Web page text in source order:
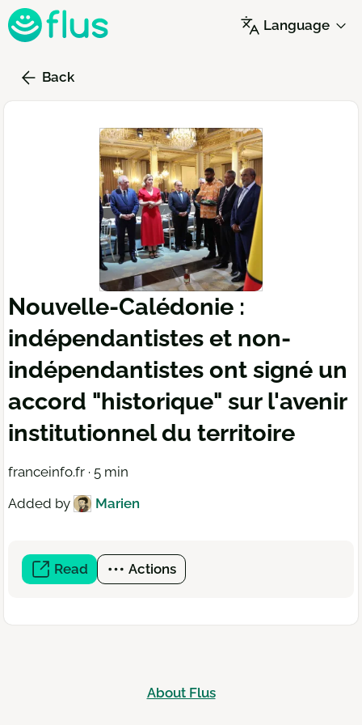
Skip
to
content
Language
Back
Nouvelle-Calédonie :
indépendantistes et non-
indépendantistes ont signé un
accord "historique" sur l'avenir
institutionnel du territoire
franceinfo.fr · 5 min
Added by
Marien
Read (open
a
window)
Actions
About Flus